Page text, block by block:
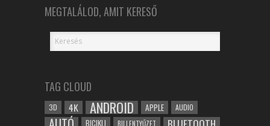
MEGTALÁLOD, AMIT KERESŐ
TAG CLOUD
3D 4K ANDROID APPLE AUDIO
BICIKLI BILLENTYŰZET